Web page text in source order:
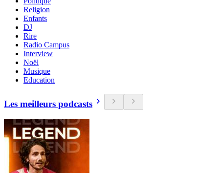
Religion
Enfants
DJ
Rire
Radio Campus
Interview
Noël
Musique
Education
Les meilleurs podcasts